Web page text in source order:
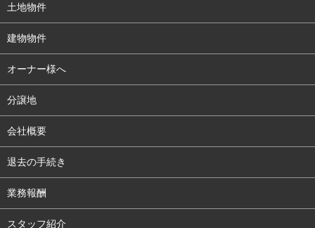
土地物件
建物物件
オーナー様へ
分譲地
会社概要
退去の手続き
業務報酬
スタッフ紹介